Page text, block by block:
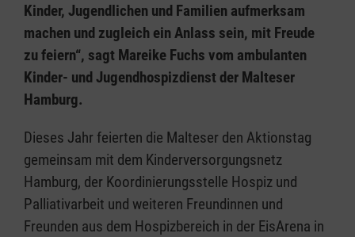
Kinder, Jugendlichen und Familien aufmerksam
machen und zugleich ein Anlass sein, mit Freude
zu feiern“, sagt Mareike Fuchs vom ambulanten
Kinder- und Jugendhospizdienst der Malteser
Hamburg.
Dieses Jahr feierten die Malteser den Aktionstag
gemeinsam mit dem Kinderversorgungsnetz
Hamburg, der Koordinierungsstelle Hospiz und
Palliativarbeit und weiteren Freundinnen und
Freunden aus dem Hospizbereich in der EisArena in